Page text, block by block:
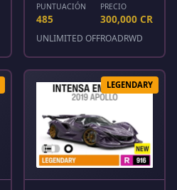
PUNTUACIÓN
485
PRECIO
300,000 CR
UNLIMITED OFFROADRWD
LEGENDARY